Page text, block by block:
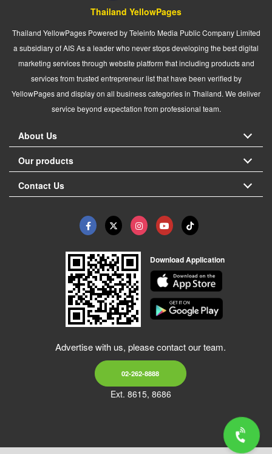
Thailand YellowPages
Thailand YellowPages Powered by Teleinfo Media Public Company Limited
a subsidiary of AIS As a leader who never stops developing the best digital
marketing services through website platform that including products and
services from trusted entrepreneur list that have been verified by
YellowPages and display on all business categories in Thailand. We deliver
service beyond expectation from professional team.
About Us
Our products
Contact Us
Download Application
Advertise with us, please contact our team.
02-262-8888
Ext. 8615, 8686